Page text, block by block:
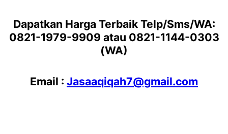
Dapatkan Harga Terbaik Telp/Sms/WA:
0821-1979-9909 atau 0821-1144-0303
(WA)
Email : Jasaaqiqah7@gmail.com